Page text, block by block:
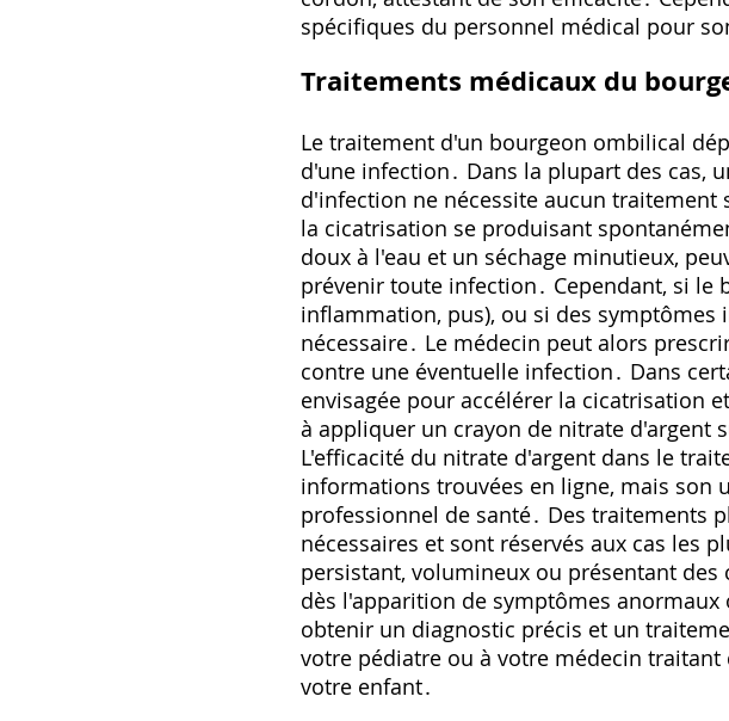
spécifiques du personnel médical pour
Traitements médicaux du
Le traitement d'un bourgeon ombilical
d'une infection․ Dans la plupart des
d'infection ne nécessite aucun traitement
la cicatrisation se produisant
doux à l'eau et un séchage minutieux‚
prévenir toute infection․ Cependant‚ si le
inflammation‚ pus)‚ ou si des
nécessaire․ Le médecin peut alors
contre une éventuelle infection․ Dans
envisagée pour accélérer la cicatrisation
à appliquer un crayon de nitrate d'argent
L'efficacité du nitrate d'argent dans le
informations trouvées en ligne‚ mais
professionnel de santé․ Des traitements
nécessaires et sont réservés aux cas les
persistant‚ volumineux ou présentant
dès l'apparition de symptômes
obtenir un diagnostic précis et un
votre pédiatre ou à votre médecin
votre enfant․